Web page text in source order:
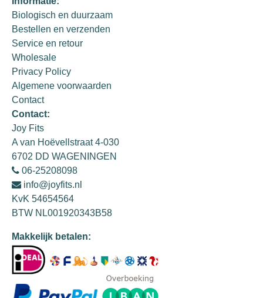
Biologisch en duurzaam
Bestellen en verzenden
Service en retour
Wholesale
Privacy Policy
Algemene voorwaarden
Contact
Contact:
Joy Fits
A van Hoëvellstraat 4-030
6702 DD WAGENINGEN
06-25208098
info@joyfits.nl
KvK 54654564
BTW NL001920343B58
Makkelijk betalen: